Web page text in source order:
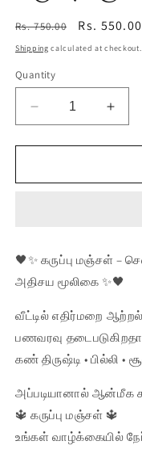
Regular
price
Rs. 750.00
Sale
price
Rs. 550.00
Shipping calculated at checkout.
Quantity
Decrease
quantity
for
மஞ்சள்
for
🖤✨ கருப்பு மஞ்சள் –
அதிசய மூலிகை ✨🖤
வீட்டில் எதிர்மறை
பணவரவு
கண் திருஷ்டி • பில்லி •
அப்படியானால் ஆன்மீக
🔱 கருப்பு மஞ்சள் 🔱
உங்கள் வாழ்க்கையில்